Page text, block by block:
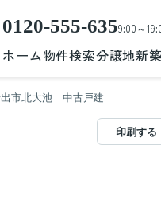
0120-555-6359:00～
ホーム物件検索分譲地新
市北大池 中古戸建
印刷する